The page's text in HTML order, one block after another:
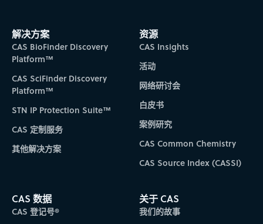
解决方案
CAS BioFinder Discovery
Platform™
CAS SciFinder Discovery
Platform™
STN IP Protection Suite™
CAS 定制服务
其他解决方案
资源
CAS Insights
活动
网络研讨会
白皮书
案例研究
CAS Common Chemistry
CAS Source Index (CASSI)
CAS 数据
CAS 登记号®
关于 CAS
我们的故事